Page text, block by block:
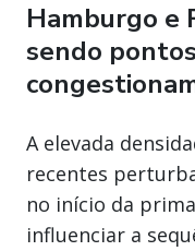
Hamburgo e
sendo
A elevada
recentes
no início da
influenciar a